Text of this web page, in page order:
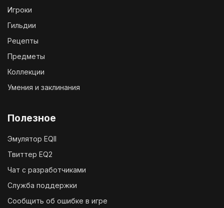
Игроки
Гильдии
Рецепты
Предметы
Коллекции
Умения и заклинания
Полезное
Эмулятор EQII
Твиттер EQ2
Чат с разработчиками
Служба поддержки
Сообщить об ошибке в игре